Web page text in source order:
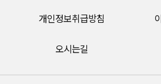
개인정보취급방침
오시는길